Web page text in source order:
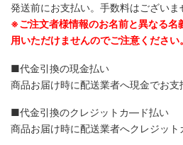
発送前にお支払い。手数料はございま
※ご注文者様情報のお名前と異なる名
用いただけませんのでご注意ください。
■代金引換の現金払い
商品お届け時に配送業者へ現金でお支
■代金引換のクレジットカ―ド払い
商品お届け時に配送業者へクレジット